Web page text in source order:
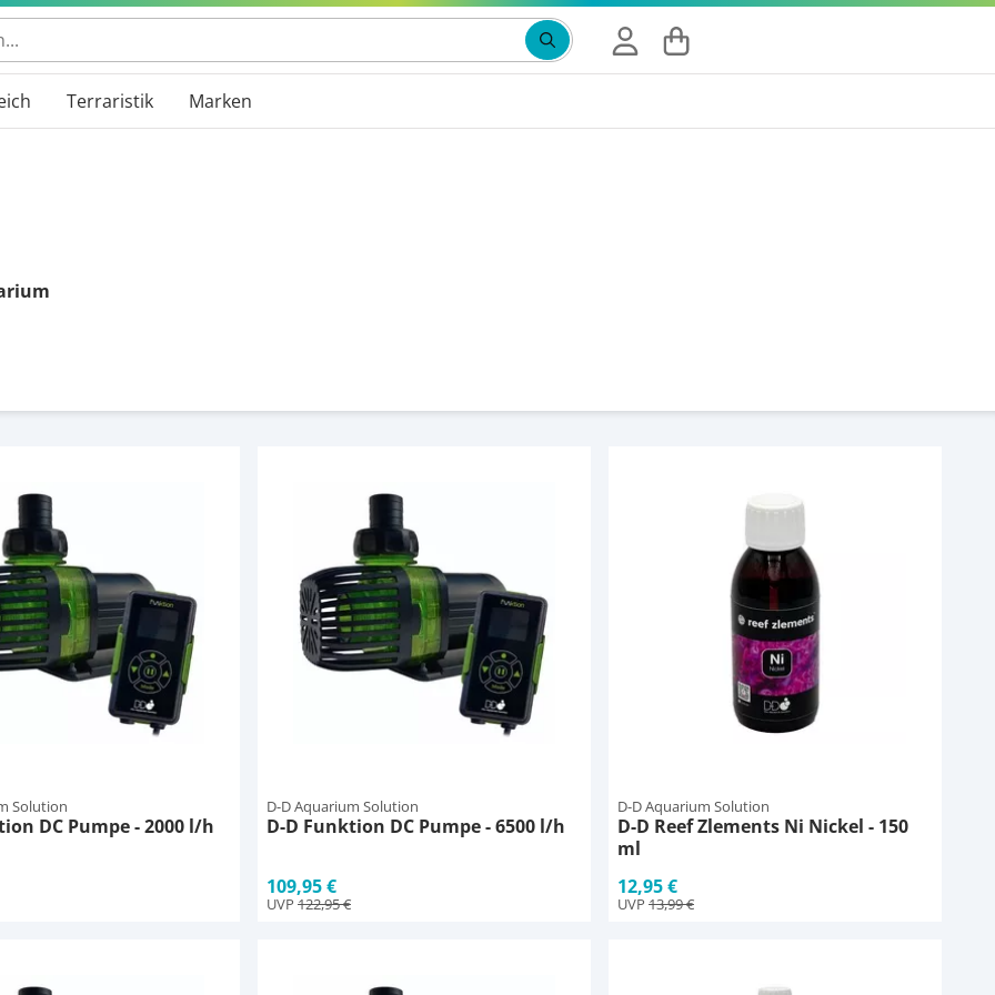
Suchbegriff eingeben, Vorschläge erscheinen
Terraristik Marken
Solution
DC Pumpe - 2000 l/h
D-D Aquarium Solution
D-D Funktion DC Pumpe - 6500 l/h
109,95 €
UVP 122,95 €
D-D Aquarium Solution
D-D Reef Zlements Ni Nickel - 150
ml
12,95 €
UVP 13,99 €